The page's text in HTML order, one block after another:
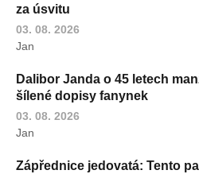
za úsvitu
03. 08. 2026
Jan
Dalibor Janda o 45 letech
šílené dopisy fanynek
03. 08. 2026
Jan
Zápřednice jedovatá: Tento